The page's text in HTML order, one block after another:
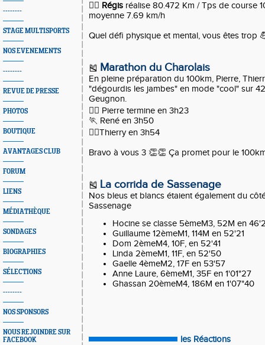
--------
STAGE MULTISPORTS
NOS EVENEMENTS
--------
REVUE DE PRESSE
PHOTOS
BOUTIQUE
AVANTAGES CLUB
FORUM
LIENS
MÉDIATHÈQUE
SONDAGES
BIOGRAPHIES
SÉLECTIONS
--------
NOS SPONSORS
NOUS REJOINDRE SUR
FACEBOOK
🏃‍♂️ Régis réalise 80.472 Km / Tps de course
moyenne 7.69 km/h
Quel défi physique et mental, vous êtes trop
🎽 Marathon du Charolais
En pleine préparation du 100km, Pierre,
"dégourdis les jambes" en mode "cool" sur
Geugnon.
🏃‍♂️ Pierre termine en 3h23
🏃 René en 3h50
🏃‍♂️Thierry en 3h54
Bravo à vous 3 👏👏 Ça promet pour le
🎽 La corrida de Sassenage
Nos bleus et blancs étaient également du
Sassenage
Hocine se classe 5èmeM3, 52M en
Guillaume 12èmeM1, 114M en 52'21
Dom 2èmeM4, 10F, en 52'41
Linda 2èmeM1, 11F, en 52'50
Gaelle 4èmeM2, 17F en 53'57
Anne Laure, 6èmeM1, 35F en 1'01"27
Ghassan 20èmeM4, 186M en 1'07"40
les Réactions